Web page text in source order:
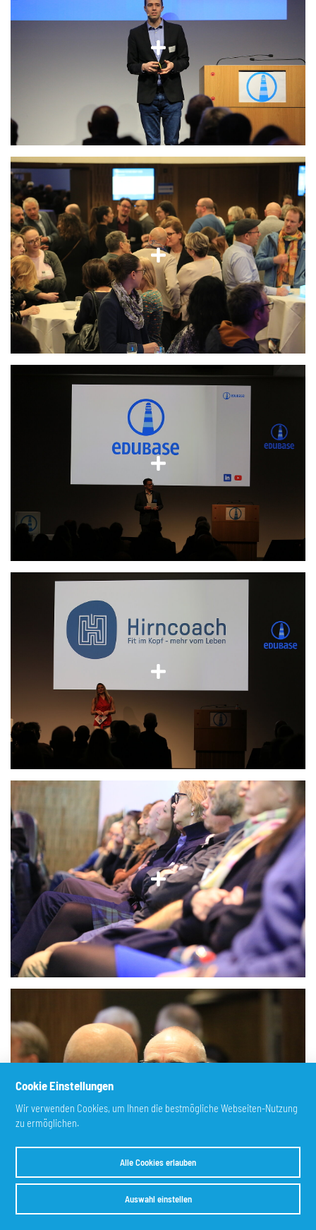
Cookie Einstellungen
Wir verwenden Cookies, um Ihnen die bestmögliche Webseiten-Nutzung
zu ermöglichen.
Alle Cookies erlauben
Auswahl einstellen